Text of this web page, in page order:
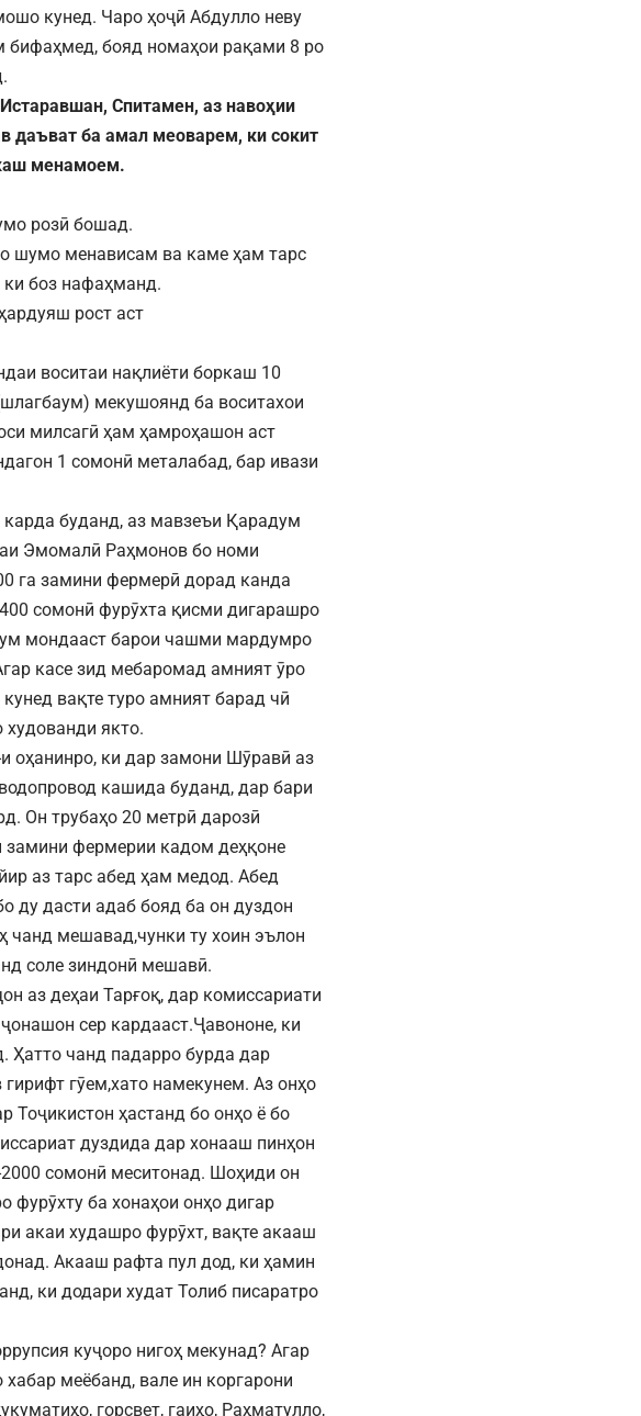
кунед. Чаро ҳоҷӣ Абдулло неву
бифаҳмед, бояд номаҳои рақами 8 ро
Спитамен, аз навоҳии
даъват ба амал меоварем, ки сокит
менамоем.
розӣ бошад.
шумо менависам ва каме ҳам тарс
боз нафаҳманд.
рост аст
воситаи нақлиёти боркаш 10
мекушоянд ба воситахои
милсагӣ ҳам ҳамроҳашон аст
1 сомонӣ металабад, бар ивази
буданд, аз мавзеъи Қарадум
Эмомалӣ Раҳмонов бо номи
га замини фермерӣ дорад канда
сомонӣ фурӯхта қисми дигарашро
мондааст барои чашми мардумро
касе зид мебаромад амният ӯро
вақте туро амният барад чӣ
якто.
оҳанинро, ки дар замони Шӯравӣ аз
кашида буданд, дар бари
Он трубаҳо 20 метрӣ дарозӣ
замини фермерии кадом деҳқоне
аз тарс абед ҳам медод. Абед
ду дасти адаб бояд ба он дуздон
чанд мешавад,чунки ту хоин эълон
соле зиндонӣ мешавӣ.
аз деҳаи Тарғоқ, дар комиссариати
сер кардааст.Ҷавононе, ки
Ҳатто чанд падарро бурда дар
гӯем,хато намекунем. Аз онҳо
Тоҷикистон ҳастанд бо онҳо ё бо
дуздида дар хонааш пинҳон
сомонӣ меситонад. Шоҳиди он
фурӯхту ба хонаҳои онҳо дигар
акаи худашро фурӯхт, вақте акааш
Акааш рафта пул дод, ки ҳамин
ки додари худат Толиб писаратро
куҷоро нигоҳ мекунад? Агар
меёбанд, вале ин коргарони
горсвет, гаиҳо, Раҳматулло,